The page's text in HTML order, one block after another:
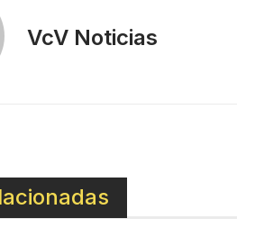
VcV Noticias